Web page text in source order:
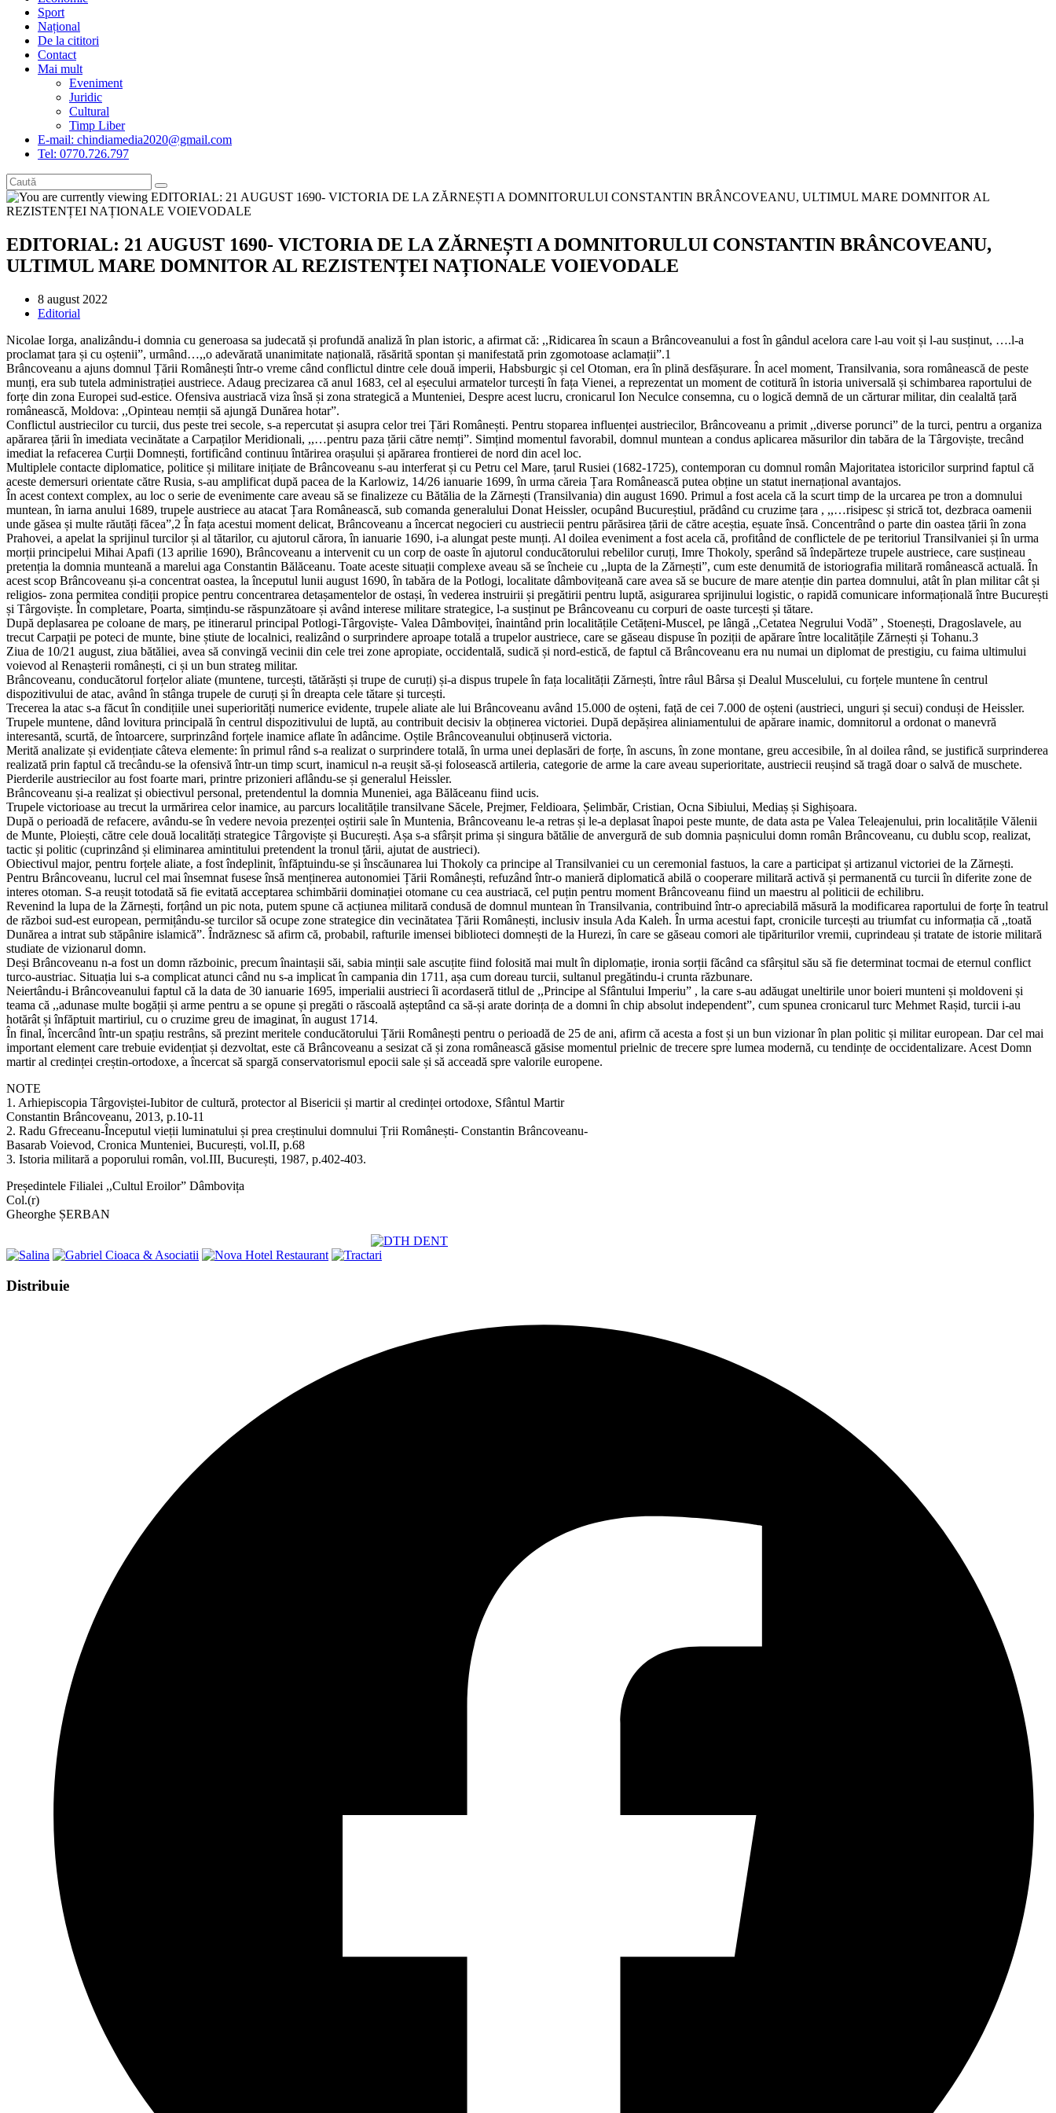
Sport
Național
De la cititori
Contact
Mai mult
Eveniment
Juridic
Cultural
Timp Liber
E-mail: chindiamedia2020@gmail.com
Tel: 0770.726.797
EDITORIAL: 21 AUGUST 1690- VICTORIA DE LA ZĂRNEȘTI A DOMNITORULUI CONSTANTIN BRÂNCOVEANU,
ULTIMUL MARE DOMNITOR AL REZISTENȚEI NAȚIONALE VOIEVODALE
Post
published:
8 august 2022
Post
Editorial
Nicolae Iorga, analizându-i domnia cu generoasa sa judecată și profundă analiză în plan istoric, a afirmat că: ,,Ridicarea în scaun a Brâncoveanului a fost în gândul acelora care l-au voit și l-au susținut, ….l-a
proclamat țara și cu oștenii”, urmând…,,o adevărată unanimitate națională, răsărită spontan și manifestată prin zgomotoase aclamații”.1
Brâncoveanu a ajuns domnul Țării Românești într-o vreme când conflictul dintre cele două imperii, Habsburgic și cel Otoman, era în plină desfășurare. În acel moment, Transilvania, sora românească de peste
munți, era sub tutela administrației austriece. Adaug precizarea că anul 1683, cel al eșecului armatelor turcești în fața Vienei, a reprezentat un moment de cotitură în istoria universală și schimbarea raportului de
forțe din zona Europei sud-estice. Ofensiva austriacă viza însă și zona strategică a Munteniei, Despre acest lucru, cronicarul Ion Neculce consemna, cu o logică demnă de un cărturar militar, din cealaltă țară
românească, Moldova: ,,Opinteau nemții să ajungă Dunărea hotar”.
Conflictul austriecilor cu turcii, dus peste trei secole, s-a repercutat și asupra celor trei Țări Românești. Pentru stoparea influenței austriecilor, Brâncoveanu a primit ,,diverse porunci” de la turci, pentru a organiza
apărarea țării în imediata vecinătate a Carpaților Meridionali, ,,…pentru paza țării către nemți”. Simțind momentul favorabil, domnul muntean a condus aplicarea măsurilor din tabăra de la Târgoviște, trecând
imediat la refacerea Curții Domnești, fortificând continuu întărirea orașului și apărarea frontierei de nord din acel loc.
Multiplele contacte diplomatice, politice și militare inițiate de Brâncoveanu s-au interferat și cu Petru cel Mare, țarul Rusiei (1682-1725), contemporan cu domnul român Majoritatea istoricilor surprind faptul că
aceste demersuri orientate către Rusia, s-au amplificat după pacea de la Karlowiz, 14/26 ianuarie 1699, în urma căreia Țara Românească putea obține un statut inernațional avantajos.
În acest context complex, au loc o serie de evenimente care aveau să se finalizeze cu Bătălia de la Zărnești (Transilvania) din august 1690. Primul a fost acela că la scurt timp de la urcarea pe tron a domnului
muntean, în iarna anului 1689, trupele austriece au atacat Țara Românească, sub comanda generalului Donat Heissler, ocupând Bucureștiul, prădând cu cruzime țara , ,,…risipesc și strică tot, dezbraca oamenii
unde găsea și multe răutăți făcea”,2 În fața acestui moment delicat, Brâncoveanu a încercat negocieri cu austriecii pentru părăsirea țării de către aceștia, eșuate însă. Concentrând o parte din oastea țării în zona
Prahovei, a apelat la sprijinul turcilor și al tătarilor, cu ajutorul cărora, în ianuarie 1690, i-a alungat peste munți. Al doilea eveniment a fost acela că, profitând de conflictele de pe teritoriul Transilvaniei și în urma
morții principelui Mihai Apafi (13 aprilie 1690), Brâncoveanu a intervenit cu un corp de oaste în ajutorul conducătorului rebelilor curuți, Imre Thokoly, sperând să îndepărteze trupele austriece, care susțineau
pretenția la domnia munteană a marelui aga Constantin Bălăceanu. Toate aceste situații complexe aveau să se încheie cu ,,lupta de la Zărnești”, cum este denumită de istoriografia militară românească actuală. În
acest scop Brâncoveanu și-a concentrat oastea, la începutul lunii august 1690, în tabăra de la Potlogi, localitate dâmbovițeană care avea să se bucure de mare atenție din partea domnului, atât în plan militar cât și
religios- zona permitea condiții propice pentru concentrarea detașamentelor de ostași, în vederea instruirii și pregătirii pentru luptă, asigurarea sprijinului logistic, o rapidă comunicare informațională între București
și Târgoviște. În completare, Poarta, simțindu-se răspunzătoare și având interese militare strategice, l-a susținut pe Brâncoveanu cu corpuri de oaste turcești și tătare.
După deplasarea pe coloane de marș, pe itinerarul principal Potlogi-Târgoviște- Valea Dâmboviței, înaintând prin localitățile Cetățeni-Muscel, pe lângă ,,Cetatea Negrului Vodă” , Stoenești, Dragoslavele, au
trecut Carpații pe poteci de munte, bine știute de localnici, realizând o surprindere aproape totală a trupelor austriece, care se găseau dispuse în poziții de apărare între localitățile Zărnești și Tohanu.3
Ziua de 10/21 august, ziua bătăliei, avea să convingă vecinii din cele trei zone apropiate, occidentală, sudică și nord-estică, de faptul că Brâncoveanu era nu numai un diplomat de prestigiu, cu faima ultimului
voievod al Renașterii românești, ci și un bun strateg militar.
Brâncoveanu, conducătorul forțelor aliate (muntene, turcești, tătărăști și trupe de curuți) și-a dispus trupele în fața localității Zărnești, între râul Bârsa și Dealul Muscelului, cu forțele muntene în centrul
dispozitivului de atac, având în stânga trupele de curuți și în dreapta cele tătare și turcești.
Trecerea la atac s-a făcut în condițiile unei superiorități numerice evidente, trupele aliate ale lui Brâncoveanu având 15.000 de oșteni, față de cei 7.000 de oșteni (austrieci, unguri și secui) conduși de Heissler.
Trupele muntene, dând lovitura principală în centrul dispozitivului de luptă, au contribuit decisiv la obținerea victoriei. După depășirea aliniamentului de apărare inamic, domnitorul a ordonat o manevră
interesantă, scurtă, de întoarcere, surprinzând forțele inamice aflate în adâncime. Oștile Brâncoveanului obținuseră victoria.
Merită analizate și evidențiate câteva elemente: în primul rând s-a realizat o surprindere totală, în urma unei deplasări de forțe, în ascuns, în zone montane, greu accesibile, în al doilea rând, se justifică surprinderea
realizată prin faptul că trecându-se la ofensivă într-un timp scurt, inamicul n-a reușit să-și folosească artileria, categorie de arme la care aveau superioritate, austriecii reușind să tragă doar o salvă de muschete.
Pierderile austriecilor au fost foarte mari, printre prizonieri aflându-se și generalul Heissler.
Brâncoveanu și-a realizat și obiectivul personal, pretendentul la domnia Muneniei, aga Bălăceanu fiind ucis.
Trupele victorioase au trecut la urmărirea celor inamice, au parcurs localitățile transilvane Săcele, Prejmer, Feldioara, Șelimbăr, Cristian, Ocna Sibiului, Mediaș și Sighișoara.
După o perioadă de refacere, avându-se în vedere nevoia prezenței oștirii sale în Muntenia, Brâncoveanu le-a retras și le-a deplasat înapoi peste munte, de data asta pe Valea Teleajenului, prin localitățile Vălenii
de Munte, Ploiești, către cele două localități strategice Târgoviște și București. Așa s-a sfârșit prima și singura bătălie de anvergură de sub domnia pașnicului domn român Brâncoveanu, cu dublu scop, realizat,
tactic și politic (cuprinzând și eliminarea amintitului pretendent la tronul țării, ajutat de austrieci).
Obiectivul major, pentru forțele aliate, a fost îndeplinit, înfăptuindu-se și înscăunarea lui Thokoly ca principe al Transilvaniei cu un ceremonial fastuos, la care a participat și artizanul victoriei de la Zărnești.
Pentru Brâncoveanu, lucrul cel mai însemnat fusese însă menținerea autonomiei Țării Românești, refuzând într-o manieră diplomatică abilă o cooperare militară activă și permanentă cu turcii în diferite zone de
interes otoman. S-a reușit totodată să fie evitată acceptarea schimbării dominației otomane cu cea austriacă, cel puțin pentru moment Brâncoveanu fiind un maestru al politicii de echilibru.
Revenind la lupa de la Zărnești, forțând un pic nota, putem spune că acțiunea militară condusă de domnul muntean în Transilvania, contribuind într-o apreciabilă măsură la modificarea raportului de forțe în teatrul
de război sud-est european, permițându-se turcilor să ocupe zone strategice din vecinătatea Țării Românești, inclusiv insula Ada Kaleh. În urma acestui fapt, cronicile turcești au triumfat cu informația că ,,toată
Dunărea a intrat sub stăpânire islamică”. Îndrăznesc să afirm că, probabil, rafturile imensei biblioteci domnești de la Hurezi, în care se găseau comori ale tipăriturilor vremii, cuprindeau și tratate de istorie militară
studiate de vizionarul domn.
Deși Brâncoveanu n-a fost un domn războinic, precum înaintașii săi, sabia minții sale ascuțite fiind folosită mai mult în diplomație, ironia sorții făcând ca sfârșitul său să fie determinat tocmai de eternul conflict
turco-austriac. Situația lui s-a complicat atunci când nu s-a implicat în campania din 1711, așa cum doreau turcii, sultanul pregătindu-i crunta răzbunare.
Neiertându-i Brâncoveanului faptul că la data de 30 ianuarie 1695, imperialii austrieci îi acordaseră titlul de ,,Principe al Sfântului Imperiu” , la care s-au adăugat uneltirile unor boieri munteni și moldoveni și
teama că ,,adunase multe bogății și arme pentru a se opune și pregăti o răscoală așteptând ca să-și arate dorința de a domni în chip absolut independent”, cum spunea cronicarul turc Mehmet Rașid, turcii i-au
hotărât și înfăptuit martiriul, cu o cruzime greu de imaginat, în august 1714.
În final, încercând într-un spațiu restrâns, să prezint meritele conducătorului Țării Românești pentru o perioadă de 25 de ani, afirm că acesta a fost și un bun vizionar în plan politic și militar european. Dar cel mai
important element care trebuie evidențiat și dezvoltat, este că Brâncoveanu a sesizat că și zona românească găsise momentul prielnic de trecere spre lumea modernă, cu tendințe de occidentalizare. Acest Domn
martir al credinței creștin-ortodoxe, a încercat să spargă conservatorismul epocii sale și să acceadă spre valorile europene.
NOTE
1. Arhiepiscopia Târgoviștei-Iubitor de cultură, protector al Bisericii și martir al credinței ortodoxe, Sfântul Martir
Constantin Brâncoveanu, 2013, p.10-11
2. Radu Gfreceanu-Începutul vieții luminatului și prea creștinului domnului Țrii Românești- Constantin Brâncoveanu-
Basarab Voievod, Cronica Munteniei, București, vol.II, p.68
3. Istoria militară a poporului român, vol.III, București, 1987, p.402-403.
Președintele Filialei ,,Cultul Eroilor” Dâmbovița
Col.(r)
Gheorghe ȘERBAN
DistribuieShare